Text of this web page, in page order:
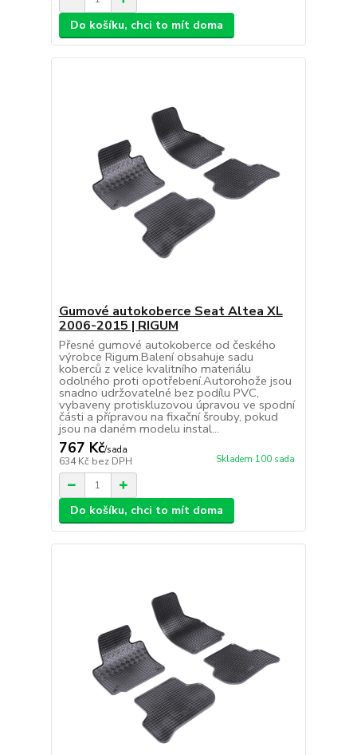
Do košíku, chci to mít doma
Gumové autokoberce Seat Altea XL
2006-2015 | RIGUM
Přesné gumové autokoberce od českého
výrobce Rigum.Balení obsahuje sadu
koberců z velice kvalitního materiálu
odolného proti opotřebení.Autorohože jsou
snadno udržovatelné bez podílu PVC,
vybaveny protiskluzovou úpravou ve spodní
části a přípravou na fixační šrouby, pokud
jsou na daném modelu instal...
767 Kč/sada
634 Kč bez DPH Skladem 100 sada
Do košíku, chci to mít doma